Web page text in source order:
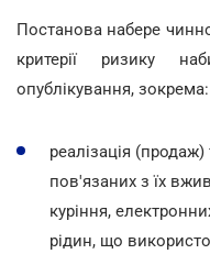
Постанова набере
критерії ризику
опублікування, зокрема:
реалізація
пов'язаних з їх
куріння,
рідин, що